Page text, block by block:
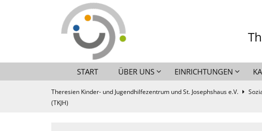
START ÜBER UNS EINRICHTUNGEN
Theresien Kinder- und Jugendhilfezentrum und St. Josephshaus e.V.
(TKJH)